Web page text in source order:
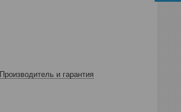
Производитель и гарантия